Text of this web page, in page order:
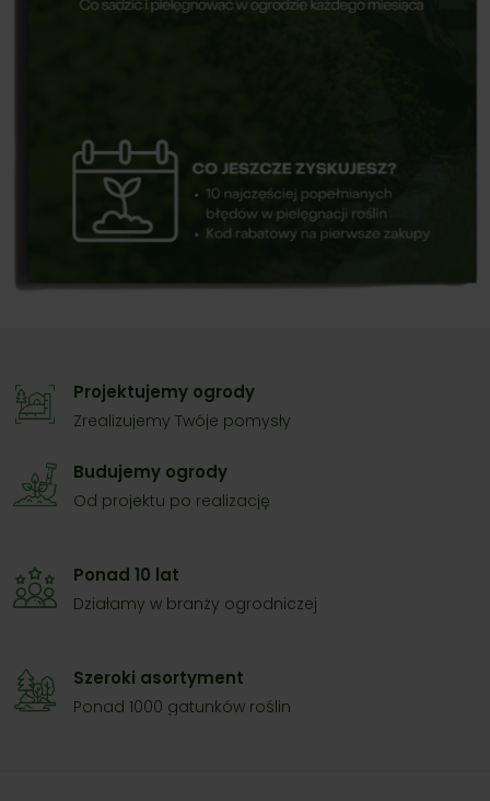
Projektujemy ogrody
Zrealizujemy Twóje pomysły
Budujemy ogrody
Od projektu po realizację
Ponad 10 lat
Działamy w branży ogrodniczej
Szeroki asortyment
Ponad 1000 gatunków roślin